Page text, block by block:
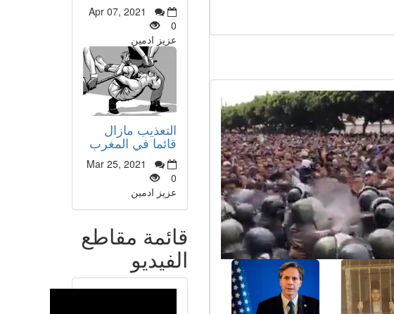
Apr 07, 2021
0
عزيز ادمين
التعذيب مازال
قائما في المغرب
Mar 25, 2021
0
عزيز ادمين
قائمة مقاطع
الفيديو